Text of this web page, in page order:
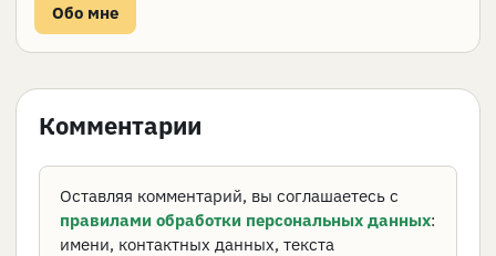
Обо мне
Комментарии
Оставляя комментарий, вы соглашаетесь с
правилами обработки персональных данных:
имени, контактных данных, текста